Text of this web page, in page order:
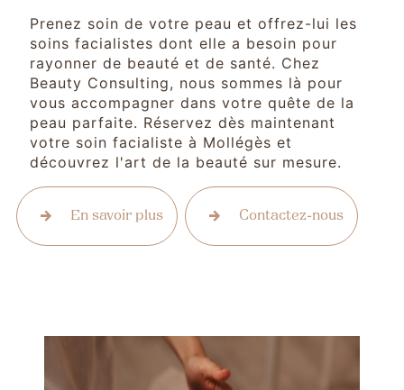
Prenez soin de votre peau et offrez-lui les
soins facialistes dont elle a besoin pour
rayonner de beauté et de santé. Chez
Beauty Consulting, nous sommes là pour
vous accompagner dans votre quête de la
peau parfaite. Réservez dès maintenant
votre soin facialiste à Mollégès et
découvrez l'art de la beauté sur mesure.
En savoir plus Contactez-nous